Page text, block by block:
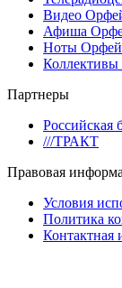
Видео
Афиша
Ноты Орфей
Партнеры
Российская
///ТРАКТ
Правовая
Условия
Политика
Контактная